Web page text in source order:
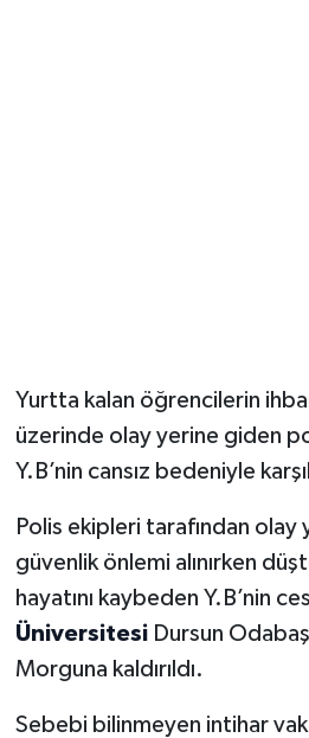
Yurtta kalan öğrencilerin
üzerinde olay yerine giden
Y.B’nin cansız bedeniyle
Polis ekipleri tarafından olay
güvenlik önlemi alınırken
hayatını kaybeden Y.B’nin
ÜniversitesiDursun
Morguna kaldırıldı.
Sebebi bilinmeyen intihar